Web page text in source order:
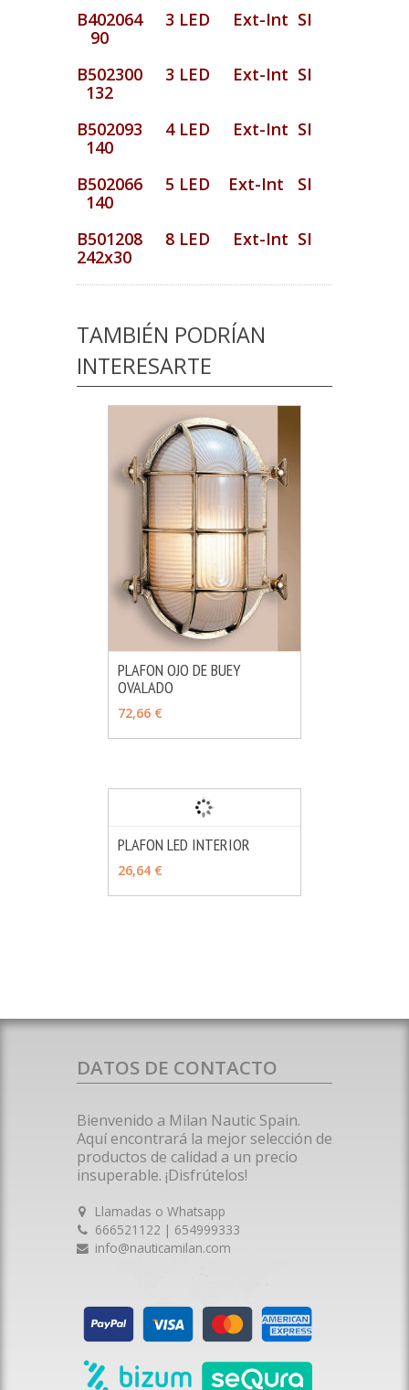
B402064 3 LED Ext-Int SI
90
B502300 3 LED Ext-Int SI
132
B502093 4 LED Ext-Int SI
140
B502066 5 LED Ext-Int SI
140
B501208 8 LED Ext-Int SI
242x30
TAMBIÉN PODRÍAN
INTERESARTE
VER OPCIONES
PLAFON OJO DE BUEY
OVALADO
72,66 €
PLAFON LED INTERIOR
26,64 €
DATOS DE CONTACTO
Bienvenido a Milan Nautic Spain.
Aquí encontrará la mejor selección de
productos de calidad a un precio
insuperable. ¡Disfrútelos!
Llamadas o Whatsapp
666521122 | 654999333
info@nauticamilan.com